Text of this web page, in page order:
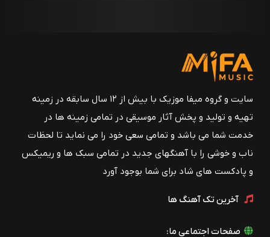
سایت و گروه میفا موزیک با بیش از ۱۲ سال سابقه در زمینه
تهیه و تولید و پخش آثار موسیقی در تمامی زمینه ها در
خدمت شما می باشد و تمامی سعی خود را می نماید تا لحظات
ناب و خوشی را با آهنگهای جدید در تمامی سبک ها و ریمیکس
و پادکست های شاد برای شما بوجود آورد
آخرین تک آهنگ ها
صفحات اجتماعی ما: